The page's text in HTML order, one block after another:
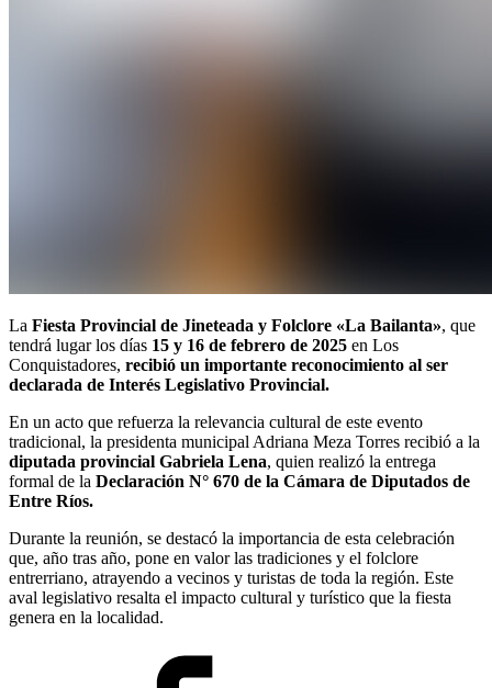
La Fiesta Provincial de Jineteada y Folclore «La Bailanta», que
tendrá lugar los días 15 y 16 de febrero de 2025 en Los
Conquistadores, recibió un importante reconocimiento al ser
declarada de Interés Legislativo Provincial.
En un acto que refuerza la relevancia cultural de este evento
tradicional, la presidenta municipal Adriana Meza Torres recibió a la
diputada provincial Gabriela Lena, quien realizó la entrega
formal de la Declaración N° 670 de la Cámara de Diputados de
Entre Ríos.
Durante la reunión, se destacó la importancia de esta celebración
que, año tras año, pone en valor las tradiciones y el folclore
entrerriano, atrayendo a vecinos y turistas de toda la región. Este
aval legislativo resalta el impacto cultural y turístico que la fiesta
genera en la localidad.